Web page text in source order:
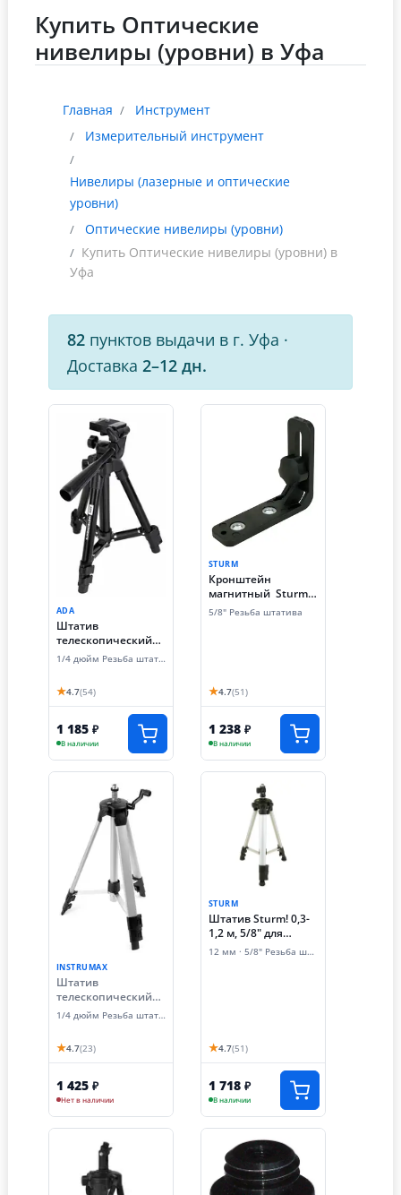
Купить Оптические
нивелиры (уровни) в Уфа
Главная
Инструмент
Измерительный инструмент
Нивелиры (лазерные и оптические
уровни)
Оптические нивелиры (уровни)
Купить Оптические нивелиры (уровни) в
Уфа
82 пунктов выдачи в г. Уфа ·
Доставка 2–12 дн.
ADA
Штатив
телескопический
ADA Digit 65 (65 см,1/4 дюйм Резьба штатива
★4.7(54)
1 185 ₽
В наличии
STURM
Кронштейн
магнитный Sturm!
10x12x3,5см, 5/8"
5/8" Резьба штатива
★4.7(51)
1 238 ₽
В наличии
INSTRUMAX
Штатив
телескопический
INSTRUMAX TR-120
(резьба 1/4 и 5/8
дюймов)
1/4 дюйм Резьба штатива
★4.7(23)
1 425 ₽
Нет в наличии
STURM
Штатив Sturm! 0,3-
1,2 м, 5/8" для
уровня лазерного 12 мм · 5/8" Резьба штатива
★4.7(51)
1 718 ₽
В наличии